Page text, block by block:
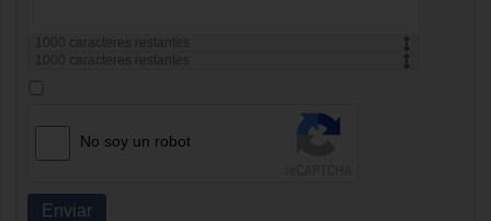
caracteres restantes
caracteres restantes
No soy un robot
Enviar